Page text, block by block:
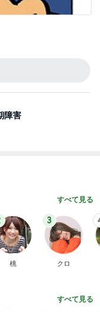
障害
すべて見る
桃
3
クロ
すべて見る